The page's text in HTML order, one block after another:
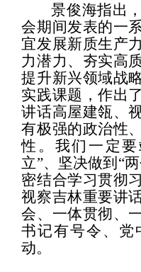
景俊海指出
会期间发表的一
宜发展新质生产
力潜力、夯实高
提升新兴领域战
实践课题，作出
讲话高屋建瓴、
有极强的政治性
性。我们一定
立”、坚决做到“
密结合学习贯彻
视察吉林重要讲
会、一体贯彻、
书记有号令、党
动。